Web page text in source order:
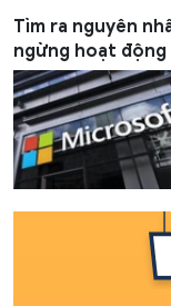
Tìm ra nguyên
ngừng hoạt động